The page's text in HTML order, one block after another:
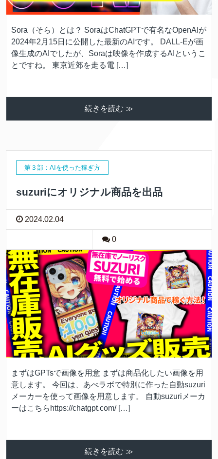
Sora（そら）とは？ SoraはChatGPTで有名なOpenAIが
2024年2月15日に公開した最新のAIです。 DALL-Eが画
像生成のAIでしたが、Soraは映像を作成するAIというこ
とですね。 東京近郊を走る電 […]
続きを読む ≫
第３部：AIを使った稼ぎ方
suzuriにオリジナル商品を出品
2024.02.04
0
まずはGPTsで画像を用意 まずは商品化したい画像を用
意します。 今回は、あべラボで特別に作った自動suzuri
メーカーを使って画像を用意します。 自動suzuriメーカ
ーはこちらhttps://chatgpt.com/ […]
続きを読む ≫